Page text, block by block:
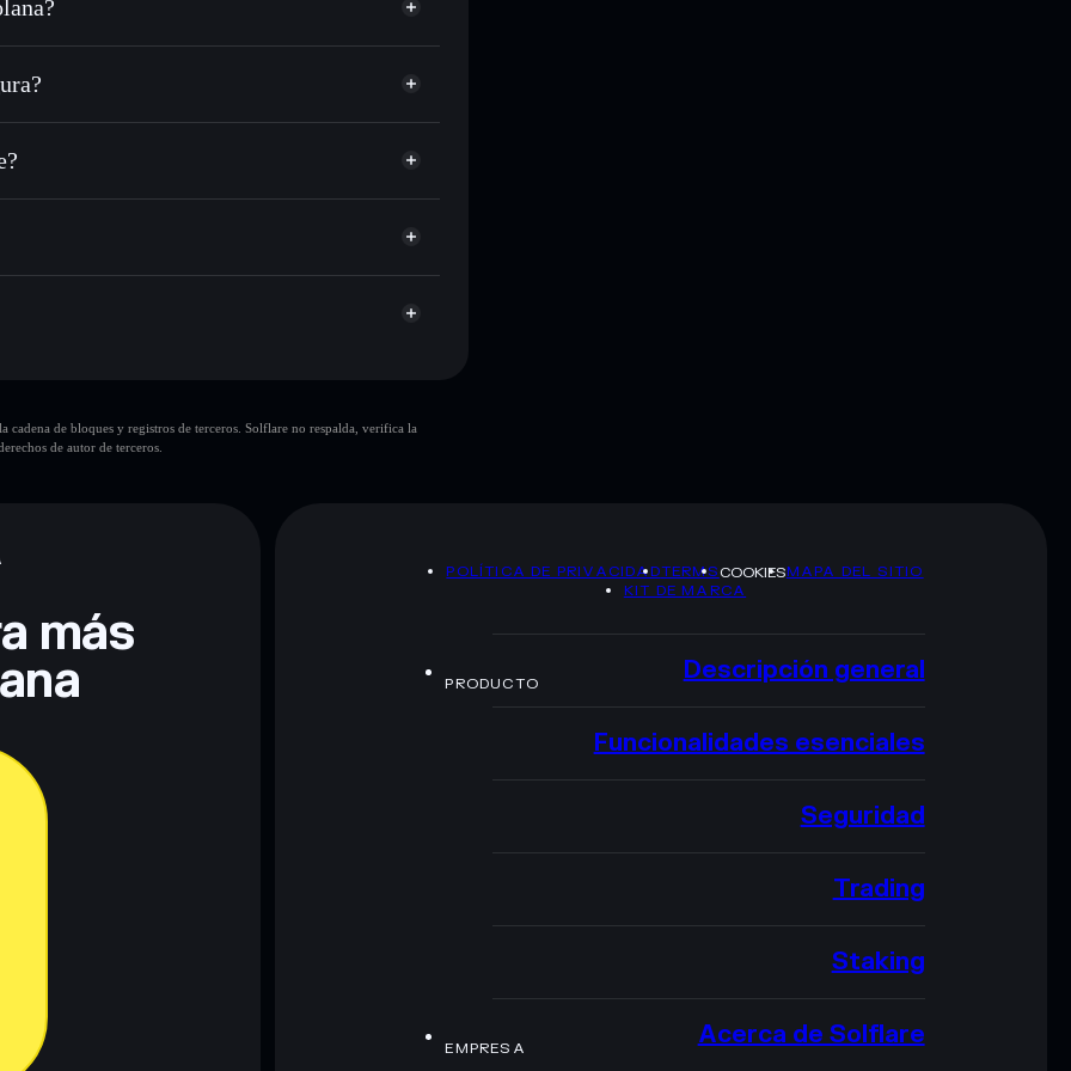
largo del tiempo
las carteras usando el agregador de
sin custodia donde tú controla tus claves privadas
sin custodia Solflare
sola cartera
cadena de bloques y registros de terceros. Solflare no respalda, verifica la
de autor de terceros.
más
POLÍTICA DE PRIVACIDADTERMSCOOKIESMAPA DEL SITIO
KIT DE MARCA
PRODUCTO Descripción general
Funcionalidades esenciales
Seguridad
Trading
Staking
EMPRESA Acerca de Solflare